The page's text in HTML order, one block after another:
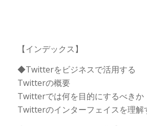
【インデックス】
◆Twitterをビジネスで活用する
Twitterの概要
Twitterでは何を目的にするべきか
Twitterのインターフェイスを理解